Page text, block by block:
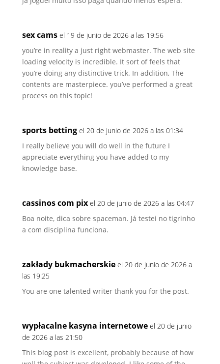
sex cams el 19 de junio de 2026 a las 19:56
you’re in reality a just right webmaster. The web site
loading velocity is incredible. It sort of feels that
you’re doing any distinctive trick. In addition, The
contents are masterpiece. you’ve performed a great
process on this topic!
sports betting el 20 de junio de 2026 a las 01:34
I really believe you will do well in the future I
appreciate everything you have added to my
knowledge base.
cassinos com pix el 20 de junio de 2026 a las 04:47
Boa noite, dica sobre spaceman. Já testei no tigrinho
a com disciplina funciona.
zakłady bukmacherskie el 20 de junio de 2026 a
las 19:25
You are one talented writer thank you for the post.
wypłacalne kasyna internetowe el 20 de junio
de 2026 a las 21:50
This blog post is excellent, probably because of how